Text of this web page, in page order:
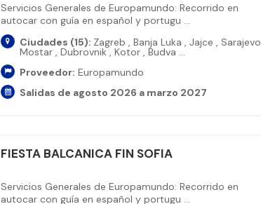
Servicios Generales de Europamundo: Recorrido en
autocar con guía en español y portugu ...
Ciudades (15): Zagreb , Banja Luka , Jajce , Sarajevo
Mostar , Dubrovnik, Kotor , Budva ...
Proveedor: Europamundo
Salidas de agosto 2026 a marzo 2027
FIESTA BALCANICA FIN SOFIA
Servicios Generales de Europamundo: Recorrido en
autocar con guía en español y portugu ...